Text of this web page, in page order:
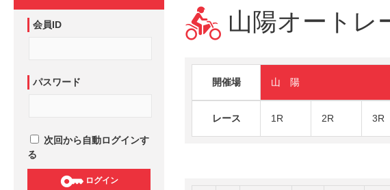
会員ID
パスワード
次回から自動ログインす
る
ログイン
山陽オートレ
開催場 山 陽
レース 1R 2R 3R